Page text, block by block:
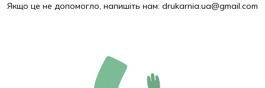
Якщо це не допомогло, напишіть нам: drukarnia.ua@gmail.com